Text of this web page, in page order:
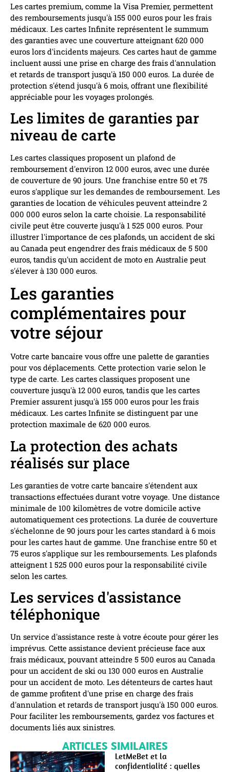
Les cartes premium, comme la Visa Premier, permettent
des remboursements jusqu'à 155 000 euros pour les frais
médicaux. Les cartes Infinite représentent le summum
des garanties avec une couverture atteignant 620 000
euros lors d'incidents majeurs. Ces cartes haut de gamme
incluent aussi une prise en charge des frais d'annulation
et retards de transport jusqu'à 150 000 euros. La durée de
protection s'étend jusqu'à 6 mois, offrant une flexibilité
appréciable pour les voyages prolongés.
Les limites de garanties par
niveau de carte
Les cartes classiques proposent un plafond de
remboursement d'environ 12 000 euros, avec une durée
de couverture de 90 jours. Une franchise entre 50 et 75
euros s'applique sur les demandes de remboursement. Les
garanties de location de véhicules peuvent atteindre 2
000 000 euros selon la carte choisie. La responsabilité
civile peut être couverte jusqu'à 1 525 000 euros. Pour
illustrer l'importance de ces plafonds, un accident de ski
au Canada peut engendrer des frais médicaux de 5 500
euros, tandis qu'un accident de moto en Australie peut
s'élever à 130 000 euros.
Les garanties
complémentaires pour
votre séjour
Votre carte bancaire vous offre une palette de garanties
pour vos déplacements. Cette protection varie selon le
type de carte. Les cartes classiques proposent une
couverture jusqu'à 12 000 euros, tandis que les cartes
Premier assurent jusqu'à 155 000 euros pour les frais
médicaux. Les cartes Infinite se distinguent par une
protection maximale de 620 000 euros.
La protection des achats
réalisés sur place
Les garanties de votre carte bancaire s'étendent aux
transactions effectuées durant votre voyage. Une distance
minimale de 100 kilomètres de votre domicile active
automatiquement ces protections. La durée de couverture
s'échelonne de 90 jours pour les cartes standard à 6 mois
pour les cartes haut de gamme. Une franchise entre 50 et
75 euros s'applique sur les remboursements. Les plafonds
atteignent 1 525 000 euros pour la responsabilité civile
selon les cartes.
Les services d'assistance
téléphonique
Un service d'assistance reste à votre écoute pour gérer les
imprévus. Cette assistance devient précieuse face aux
frais médicaux, pouvant atteindre 5 500 euros au Canada
pour un accident de ski ou 130 000 euros en Australie
pour un accident de moto. Les détenteurs de cartes haut
de gamme profitent d'une prise en charge des frais
d'annulation et retards de transport jusqu'à 150 000 euros.
Pour faciliter les remboursements, gardez vos factures et
documents liés aux sinistres.
ARTICLES SIMILAIRES
LetMeBet et la
confidentialité : quelles